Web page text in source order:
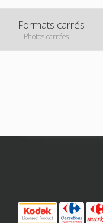
Formats carrés
Photos carrées